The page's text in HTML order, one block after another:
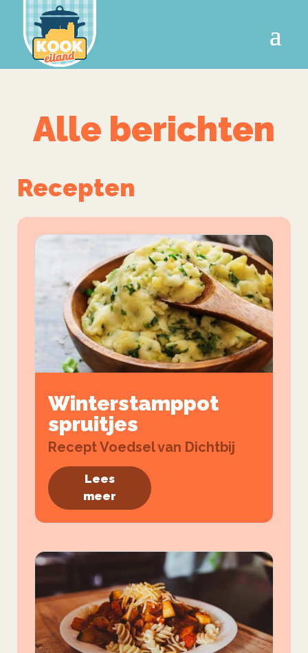
Alle berichten
Recepten
Winterstamppot
spruitjes
Recept Voedsel van Dichtbij
Lees
meer